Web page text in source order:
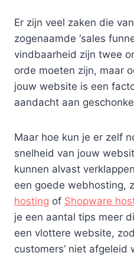
Er zijn veel zaken die
zogenaamde ‘sales
vindbaarheid zijn twee
orde moeten zijn, maar
jouw website is een
aandacht aan
Maar hoe kun je er zelf
snelheid van jouw
kunnen alvast
een goede webhosting,
hosting of Shopware
je een aantal tips meer
een vlottere website,
customers’ niet afgeleid